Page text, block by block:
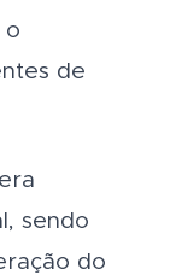
o
de
sendo
do